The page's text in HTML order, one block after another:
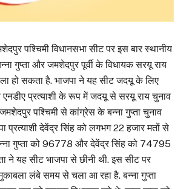
पश्चिमी विधानसभा सीट पर इस बार स्थानीय
गुप्ता और जमशेदपुर पूर्वी के विधायक सरयू राय
हो सकता है. भाजपा ने यह सीट जदयू के लिए
एनडीए प्रत्याशी के रूप में जदयू से सरयू राय चुनाव
पश्चिमी से कांग्रेस के बन्ना गुप्ता चुनाव
प्रत्याशी देवेंद्र सिंह को लगभग 22 हजार मतों से
गुप्ता को 96778 और देवेंद्र सिंह को 74795
ने यह सीट भाजपा से छीनी थी. इस सीट पर
लंबे समय से चला आ रहा है. बन्ना गुप्ता